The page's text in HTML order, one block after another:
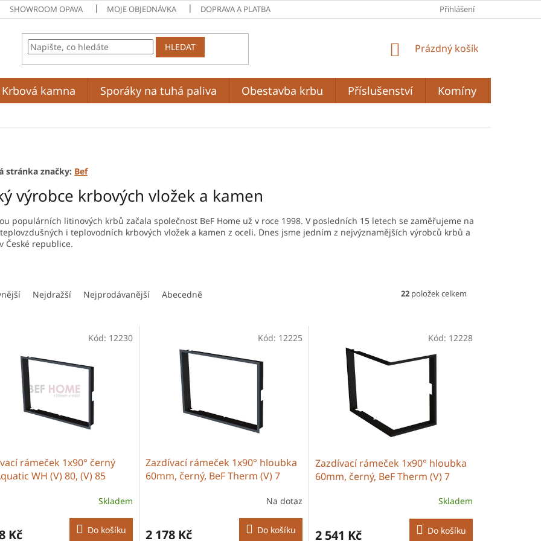
SHOWROOM OPAVA MOJE OBJEDNÁVKA DOPRAVA A PLATBA PODMÍNKY OCHRANY OSOBNÍCH ÚDAJŮ OBCHODNÍ
Přihlášení
HLEDAT
NÁKUPNÍ
Prázdný košík
Krbová kamna Sporáky na tuhá paliva Obestavba krbu Příslušenství Komíny
stránka značky: Bef
výrobce krbových vložek a kamen
populárních litinových krbů začala společnost BeF Home už v roce 1998. V posledních 15 letech se zaměřujeme na
i teplovodních krbových vložek a kamen z oceli. Dnes jsme jedním z nejvýznamějších výrobců krbů a
České republice.
Nejdražší Nejprodávanější Abecedně 22 položek celkem
rámeček 1x90° černý
WH (V) 80, (V) 85
Skladem
Kč Do košíku
Kód: 12230
Zazdívací rámeček 1x90° hloubka
60mm, černý, BeF Therm (V) 7
Na dotaz
2 178 Kč Do košíku
Kód: 12225
Zazdívací rámeček 1x90° hloubka
60mm, černý, BeF Therm (V) 7
Skladem
2 541 Kč Do košíku
Kód: 12228